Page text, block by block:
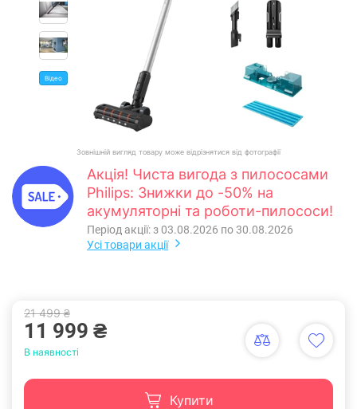
Відео
Зовнішній вигляд товару може відрізнятися від фотографії
Акція! Чиста вигода з пилососами
Philips: Знижки до -50% на
акумуляторні та роботи-пилососи!
Період акції: з 03.08.2026 по 30.08.2026
Усі товари акції
21 499 ₴
11 999 ₴
В наявності
Купити